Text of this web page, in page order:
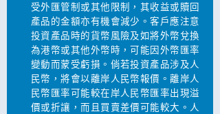
受外匯管制或其他限制，其收益或贖回
產品的金額亦有機會減少。客戶應注意
投資產品時的貨幣風險及如將外幣兌換
為港幣或其他外幣時，可能因外幣匯率
變動而蒙受虧損。倘若投資產品涉及人
民幣，將會以離岸人民幣報價。離岸人
民幣匯率可能較在岸人民幣匯率出現溢
價或折讓，而且買賣差價可能較大。人